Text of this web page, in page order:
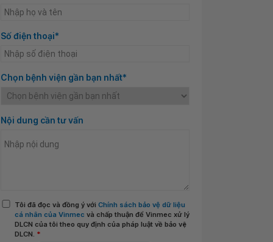
Số điện thoại*
Chọn bệnh viện gần bạn nhất*
Nội dung cần tư vấn
Tôi đã đọc và đồng ý với Chính sách bảo vệ dữ liệu
cá nhân của Vinmec và chấp thuận để Vinmec xử lý
DLCN của tôi theo quy định của pháp luật về bảo vệ
DLCN. *